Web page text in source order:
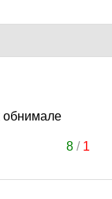
обнимале
8/ 1